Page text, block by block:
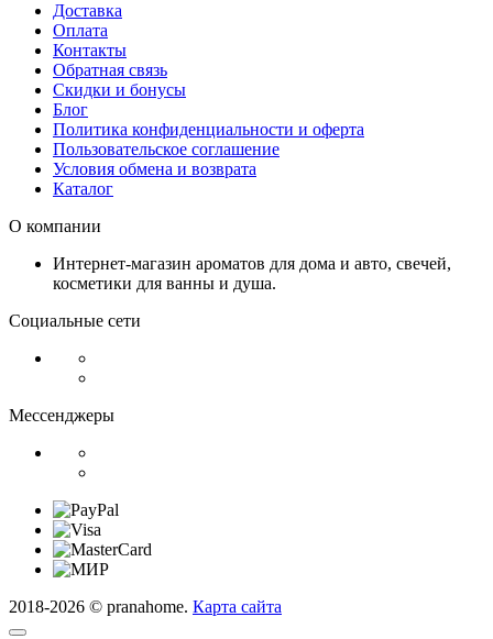
Доставка
Оплата
Контакты
Обратная связь
Скидки и бонусы
Блог
Политика конфиденциальности и оферта
Пользовательское соглашение
Условия обмена и возврата
Каталог
О компании
Интернет-магазин ароматов для дома и авто, свечей,
косметики для ванны и душа.
Социальные сети
Мессенджеры
2018-2026 © pranahome. Карта сайта